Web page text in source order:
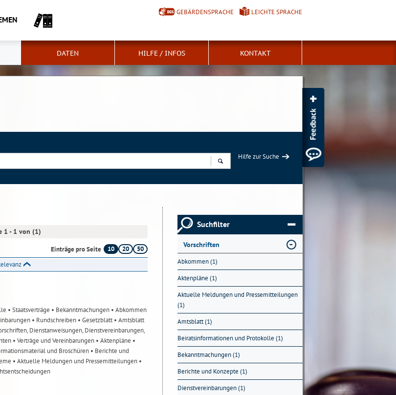
GEBÄRDENSPRACHE LEICHTE SPRACHE
DATEN HILFE / INFOS KONTAKT
Hilfe zur Suche
1 - 1 von (1)
Einträge pro Seite 10 20
50
• Staatsverträge • Bekanntmachungen • Abkommen
• Rundschreiben • Gesetzblatt• Amtsblatt
Dienstanweisungen, Dienstvereinbarungen,
• Verträge und Vereinbarungen • Aktenpläne •
und Broschüren • Berichte und
• Aktuelle Meldungen und Pressemitteilungen •
Suchfilter
Vorschriften
Abkommen (1)
Aktenpläne (1)
Aktuelle Meldungen und Pressemitteilungen
(1)
Amtsblatt (1)
Beiratsinformationen und Protokolle (1)
Bekanntmachungen (1)
Berichte und Konzepte (1)
Dienstvereinbarungen (1)